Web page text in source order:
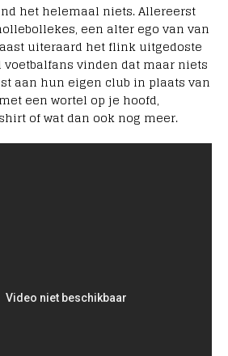
het helemaal niets. Allereerst
een alter ego van van
uiteraard het flink uitgedoste
voetbalfans vinden dat maar niets
aan hun eigen club in plaats van
een wortel op je hoofd,
of wat dan ook nog meer.